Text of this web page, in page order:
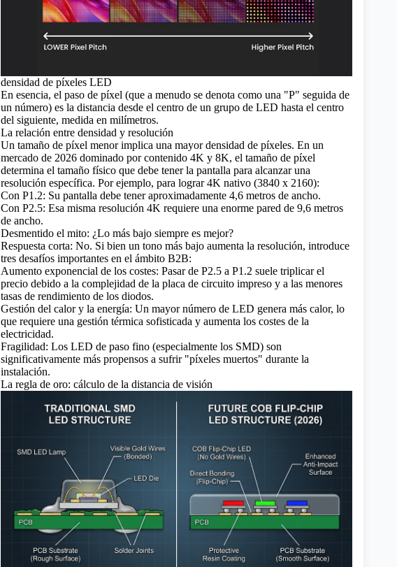
densidad de píxeles LED
En esencia, el paso de píxel (que a menudo se denota como una "P" seguida de
un número) es la distancia desde el centro de un grupo de LED hasta el centro
del siguiente, medida en milímetros.
La relación entre densidad y resolución
Un tamaño de píxel menor implica una mayor densidad de píxeles. En un
mercado de 2026 dominado por contenido 4K y 8K, el tamaño de píxel
determina el tamaño físico que debe tener la pantalla para alcanzar una
resolución específica. Por ejemplo, para lograr 4K nativo (3840 x 2160):
Con P1.2: Su pantalla debe tener aproximadamente 4,6 metros de ancho.
Con P2.5: Esa misma resolución 4K requiere una enorme pared de 9,6 metros
de ancho.
Desmentido el mito: ¿Lo más bajo siempre es mejor?
Respuesta corta: No. Si bien un tono más bajo aumenta la resolución, introduce
tres desafíos importantes en el ámbito B2B:
Aumento exponencial de los costes: Pasar de P2.5 a P1.2 suele triplicar el
precio debido a la complejidad de la placa de circuito impreso y a las menores
tasas de rendimiento de los diodos.
Gestión del calor y la energía: Un mayor número de LED genera más calor, lo
que requiere una gestión térmica sofisticada y aumenta los costes de la
electricidad.
Fragilidad: Los LED de paso fino (especialmente los SMD) son
significativamente más propensos a sufrir "píxeles muertos" durante la
instalación.
La regla de oro: cálculo de la distancia de visión